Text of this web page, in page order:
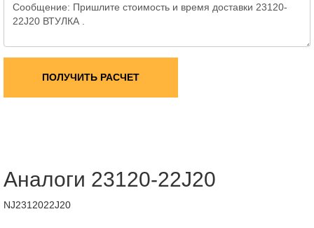
ПОЛУЧИТЬ РАСЧЕТ
Аналоги 23120-22J20
NJ2312022J20